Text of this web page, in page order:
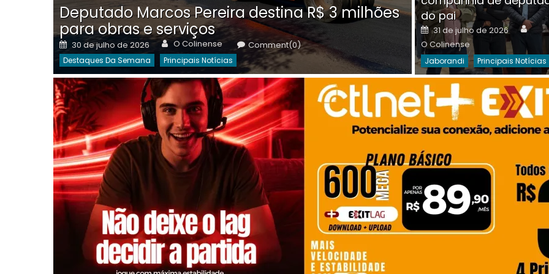
Deputado Marcos Pereira destina R$ 3 milhões
para obras e serviços
Posted
on
30 de julho de 2026 Author
O Colinense Comment(0)
Destaques Da Semana Principais Notícias
on
30 de julho de 2026 O
Destaques Da Semana
do pai
Posted
on
31 de julho de 2026
O Colinense
Jaborandi Principais Notícias